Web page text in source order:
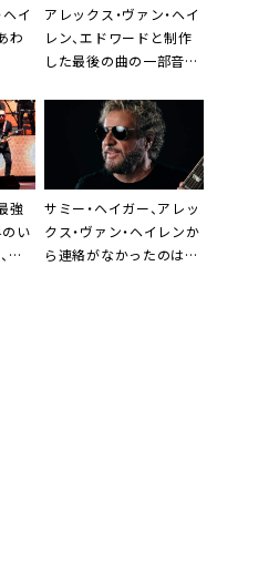
ヘイ
わ
アレックス・ヴァン・ヘイ
レン、エドワードと制作
した最後の曲の一部音源
強
い
ま
サミー・ヘイガー、アレッ
クス・ヴァン・ヘイレンか
ら連絡がなかったのは